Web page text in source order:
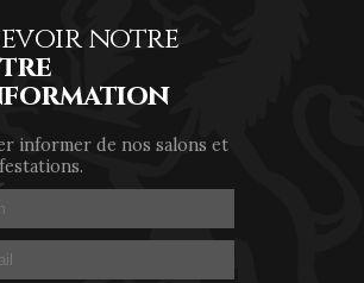
notre
informer de nos salons et